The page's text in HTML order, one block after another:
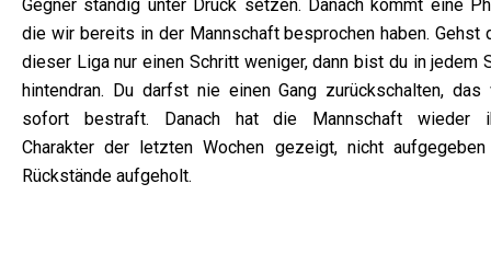
Gegner ständig unter Druck setzen. Danach kommt eine
die wir bereits in der Mannschaft besprochen haben. Gehst
dieser Liga nur einen Schritt weniger, dann bist du in jedem
hintendran. Du darfst nie einen Gang zurückschalten, das
sofort bestraft. Danach hat die Mannschaft wieder
Charakter der letzten Wochen gezeigt, nicht aufgegeben
Rückstände aufgeholt.